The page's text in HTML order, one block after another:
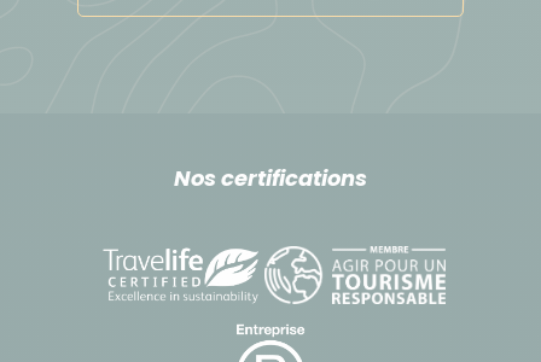
Nos certifications